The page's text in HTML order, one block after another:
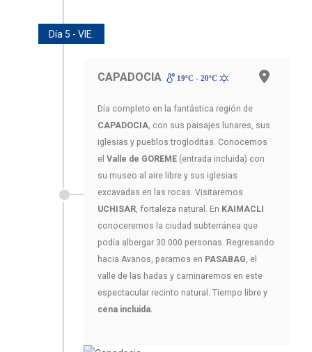
Día 5 - VIE.
CAPADOCIA 19ºC - 20ºC
Día completo en la fantástica región de
CAPADOCIA, con sus paisajes lunares, sus
iglesias y pueblos trogloditas. Conocemos
el Valle de GOREME (entrada incluida) con
su museo al aire libre y sus iglesias
excavadas en las rocas. Visitaremos
UCHISAR, fortaleza natural. En KAIMACLI
conoceremos la ciudad subterránea que
podía albergar 30 000 personas. Regresando
hacia Avanos, paramos en PASABAG, el
valle de las hadas y caminaremos en este
espectacular recinto natural. Tiempo libre y
cena incluida.